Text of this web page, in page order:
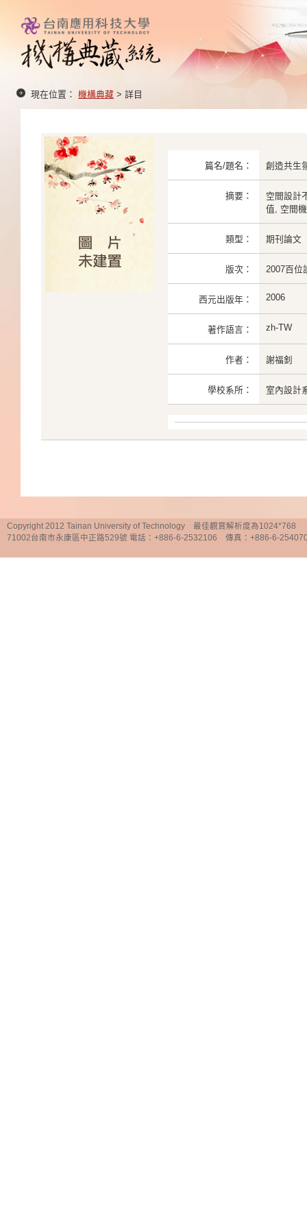
現在位置： 機構典藏 > 詳目
篇名/題名： 創造共生
摘要：
空間設計
值, 空間
類型： 期刊論文
版次： 2007百位
西元出版年： 2006
著作語言： zh-TW
作者： 謝福釗
學校系所： 室內設計
Copyright 2012 Tainan University of Technology 最佳觀賞解析度為1024*768
71002台南市永康區中正路529號 電話：+886-6-2532106 傳真：+886-6-